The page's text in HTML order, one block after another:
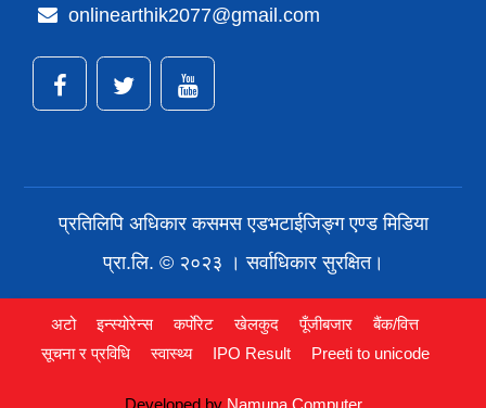
onlinearthik2077@gmail.com
प्रतिलिपि अधिकार कसमस एडभटाईजिङ्ग एण्ड मिडिया
प्रा.लि. © २०२३ । सर्वाधिकार सुरक्षित।
अटो इन्स्योरेन्स कर्पाेरेट खेलकुद पूँजीबजार
बैंक/वित्त
सूचना र प्रविधि
स्वास्थ्य IPO Result Preeti to unicode